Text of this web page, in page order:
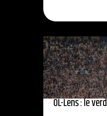
OL-Lens : le